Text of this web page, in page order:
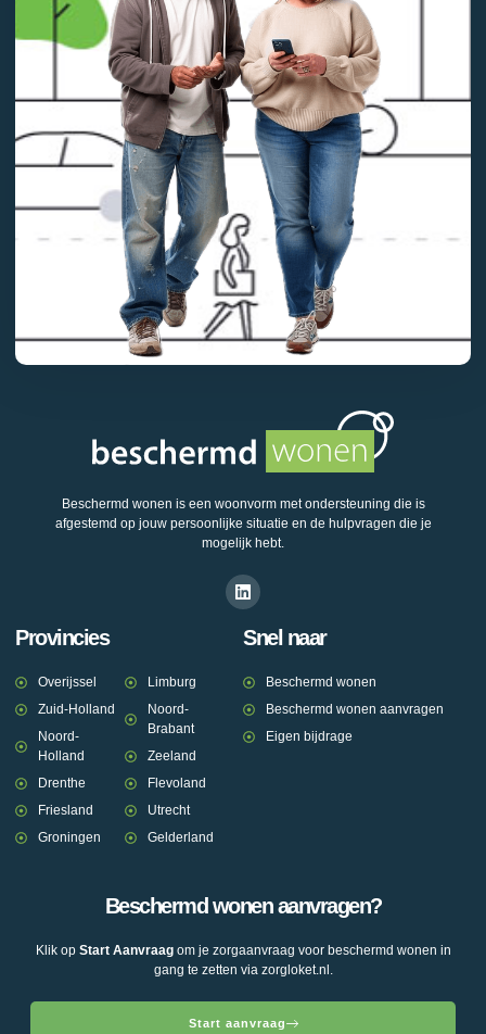
Beschermd wonen is een woonvorm met ondersteuning die is
afgestemd op jouw persoonlijke situatie en de hulpvragen die je
mogelijk hebt.
Provincies
Overijssel
Zuid-Holland
Noord-
Holland
Drenthe
Friesland
Groningen
Limburg
Noord-
Brabant
Zeeland
Flevoland
Utrecht
Gelderland
Snel naar
Beschermd wonen
Beschermd wonen aanvragen
Eigen bijdrage
Beschermd wonen aanvragen?
Klik op Start Aanvraagom je zorgaanvraag voor beschermd wonen in
gang te zetten via zorgloket.nl.
Start aanvraag